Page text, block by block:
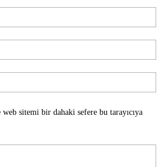
sitemi bir dahaki sefere bu tarayıcıya